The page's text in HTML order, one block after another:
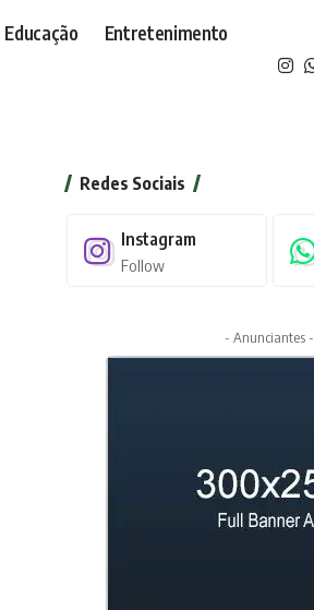
Educação Entretenimento
Redes Sociais
Instagram
Follow
- Anunciantes -